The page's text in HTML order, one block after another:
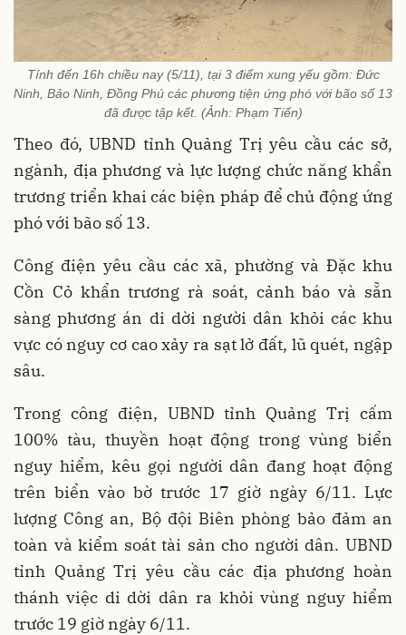
Tính đến 16h chiều nay (5/11), tại 3 điểm xung yếu gồm: Đức
Ninh, Bảo Ninh, Đồng Phú các phương tiện ứng phó với bão số 13
đã được tập kết. (Ảnh: Phạm Tiến)
Theo đó, UBND tỉnh Quảng Trị yêu cầu các sở,
ngành, địa phương và lực lượng chức năng khẩn
trương triển khai các biện pháp để chủ động ứng
phó với bão số 13.
Công điện yêu cầu các xã, phường và Đặc khu
Cồn Cỏ khẩn trương rà soát, cảnh báo và sẵn
sàng phương án di dời người dân khỏi các khu
vực có nguy cơ cao xảy ra sạt lở đất, lũ quét, ngập
sâu.
Trong công điện, UBND tỉnh Quảng Trị cấm
100% tàu, thuyền hoạt động trong vùng biển
nguy hiểm, kêu gọi người dân đang hoạt động
trên biển vào bờ trước 17 giờ ngày 6/11. Lực
lượng Công an, Bộ đội Biên phòng bảo đảm an
toàn và kiểm soát tài sản cho người dân. UBND
tỉnh Quảng Trị yêu cầu các địa phương hoàn
thánh việc di dời dân ra khỏi vùng nguy hiểm
trước 19 giờ ngày 6/11.